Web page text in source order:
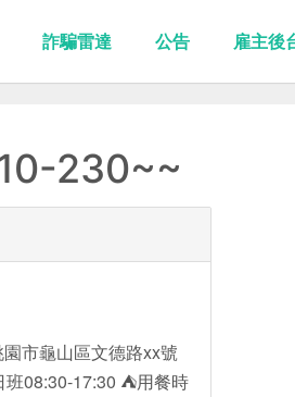
詐騙雷達 公告 雇主後
230~~
市龜山區文德路xx號
08:30-17:30 ⛺用餐時